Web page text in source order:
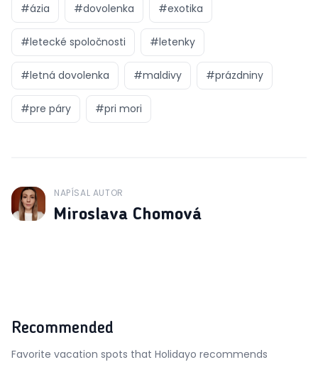
#ázia #dovolenka #exotika
#letecké spoločnosti #letenky
#letná dovolenka #maldivy #prázdniny
#pre páry #pri mori
J
NAPÍSAL AUTOR
Miroslava Chomová
Recommended
Favorite vacation spots that Holidayo recommends